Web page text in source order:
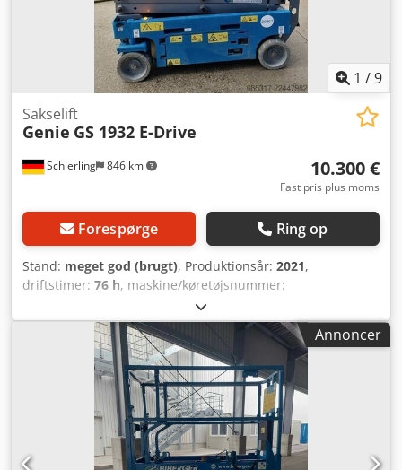
1 /9
Schierling 846 km
Sakselift
Genie GS 1932 E-Drive
10.300 €
Fast pris plus moms
Forespørge Ring op
Stand: meget god (brugt), Produktionsår: 2021,
driftstimer: 76 h, maskine/køretøjsnummer:
, løftekapacitet:
kg, brændstoftype:elektrisk, produktbredde (maks.):820
, arbejdshøjde:7.850 mm
, motortype: Elektrisk,
producent: Genie Cedpjzqb Nrofx Ab Rjrf
Annoncer